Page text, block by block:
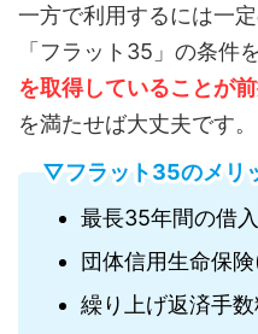
一方で利用するには一
「フラット35」の条件
を取得していることが
を満たせば大丈夫です。
▽フラット35のメリ
最長35年間の借
団体信用生命保
繰り上げ返済手